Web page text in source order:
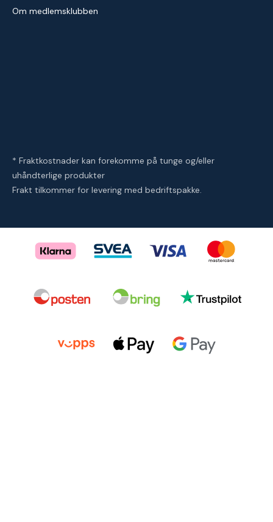
Om medlemsklubben
* Fraktkostnader kan forekomme på tunge og/eller
uhåndterlige produkter
Frakt tilkommer for levering med bedriftspakke.